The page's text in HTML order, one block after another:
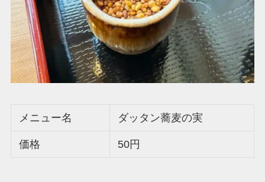
メニュー名 ダッタン蕎麦の実
価格 50円